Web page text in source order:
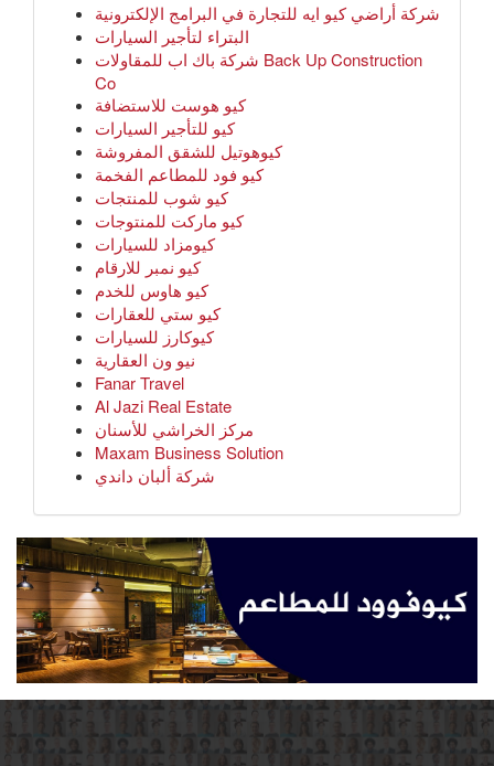
شركة أراضي كيو ايه للتجارة في البرامج الإلكترونية
البتراء لتأجير السيارات
شركة باك اب للمقاولات Back Up Construction
Co
كيو هوست للاستضافة
كيو للتأجير السيارات
كيوهوتيل للشقق المفروشة
كيو فود للمطاعم الفخمة
كيو شوب للمنتجات
كيو ماركت للمنتوجات
كيومزاد للسيارات
كيو نمبر للارقام
كيو هاوس للخدم
كيو ستي للعقارات
كيوكارز للسيارات
نيو ون العقارية
Fanar Travel
Al Jazi Real Estate
مركز الخراشي للأسنان
Maxam Business Solution
شركة ألبان داندي